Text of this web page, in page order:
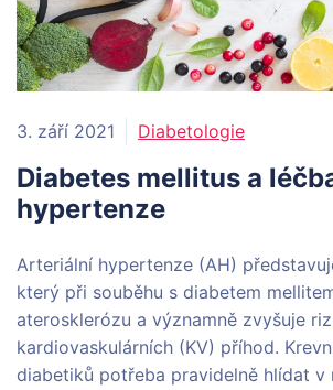
3. září 2021 Diabetologie
Diabetes mellitus a
hypertenze
Arteriální hypertenze (AH)
který při souběhu s diabetem
aterosklerózu a významně zvyšuje
kardiovaskulárních (KV) příhod.
diabetiků potřeba pravidelně hlídat v